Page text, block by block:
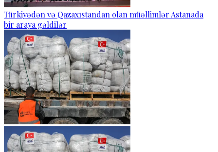
Türkiyədən və Qazaxıstandan olan müəllimlər Astanada
bir araya gəldilər